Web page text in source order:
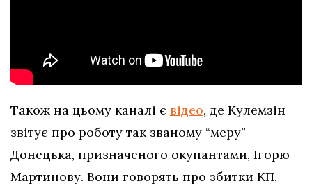
Також на цьому каналі є відео, де Кулемзін
звітує про роботу так званому “меру”
Донецька, призначеного окупантами, Ігорю
Мартинову. Вони говорять про збитки КП,